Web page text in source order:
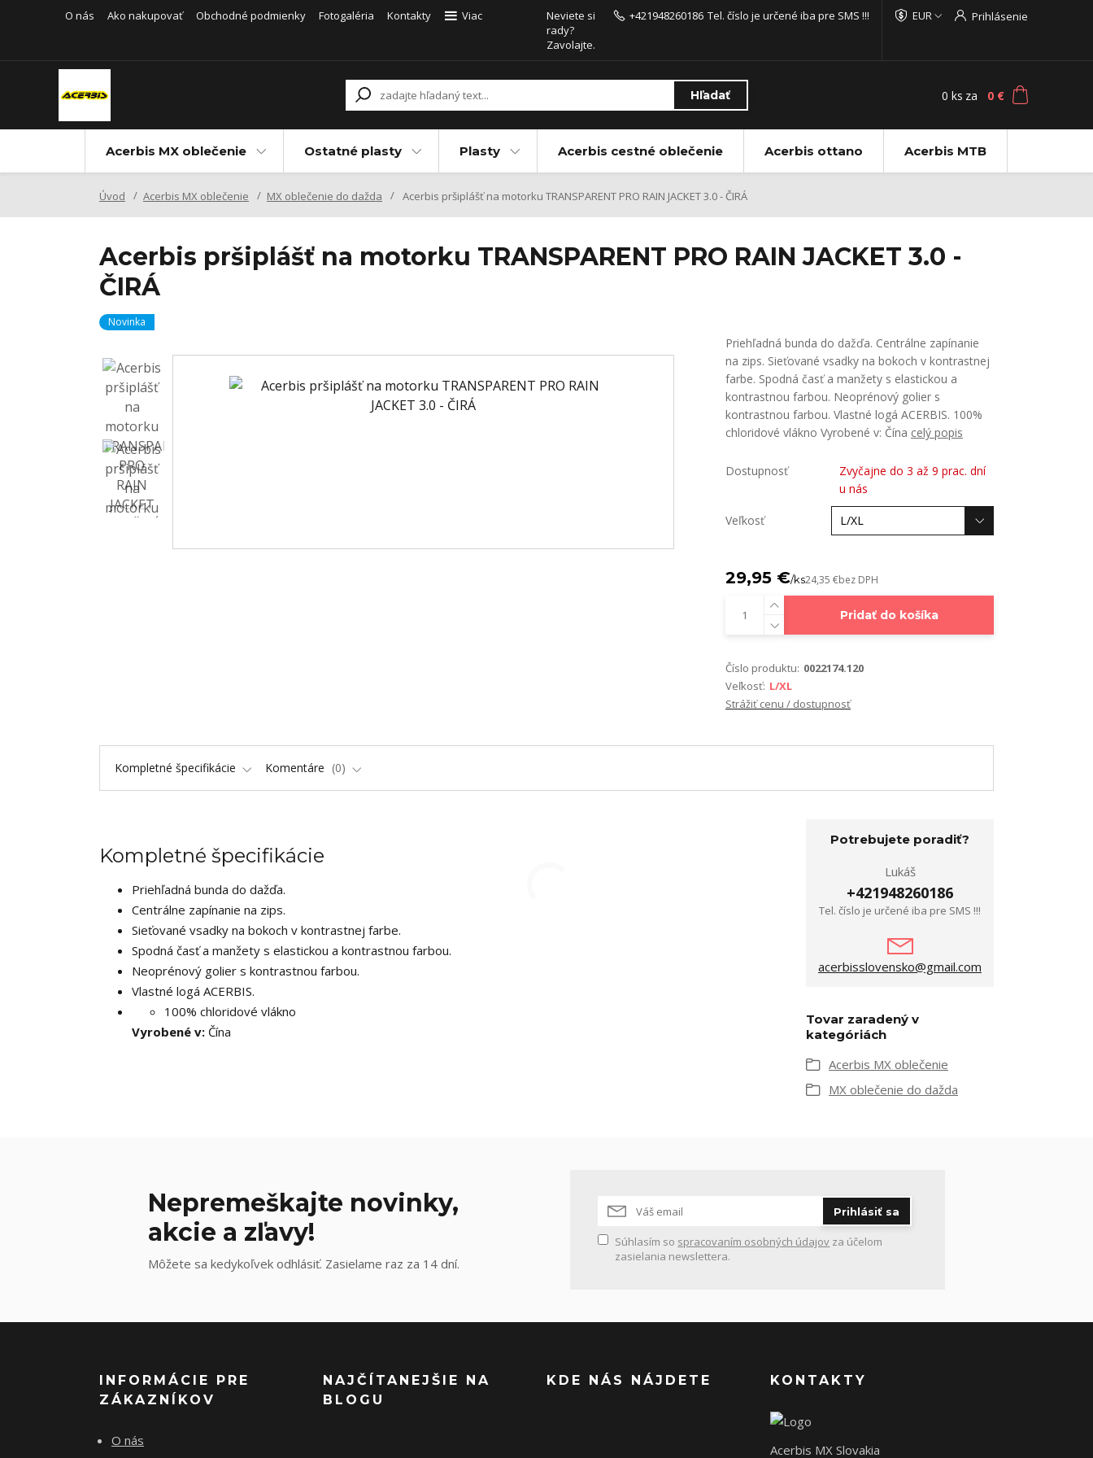
O nás Ako nakupovať Obchodné podmienky Fotogaléria Kontakty Viac EUR Prihlásenie
Hľadať
Neviete si
rady?
Zavolajte.
+421948260186 Tel. číslo je určené iba pre SMS !!!
0 ks za 0 €
Acerbis MX oblečenie Ostatné plasty Plasty Acerbis cestné oblečenie Acerbis ottano Acerbis MTB
Úvod Acerbis MX oblečenie MX oblečenie do dažda Acerbis pršiplášť na motorku TRANSPARENT PRO RAIN JACKET 3.0 - ČIRÁ
Acerbis pršiplášť na motorku TRANSPARENT PRO RAIN JACKET 3.0 -
ČIRÁ
Novinka
Priehľadná bunda do dažďa. Centrálne zapínanie
na zips. Sieťované vsadky na bokoch v kontrastnej
farbe. Spodná časť a manžety s elastickou a
kontrastnou farbou. Neoprénový golier s
kontrastnou farbou. Vlastné logá ACERBIS. 100%
chloridové vlákno Vyrobené v: Čína celý popis
Dostupnosť
Zvyčajne do 3 až 9 prac. dní
u nás
Veľkosť
29,95 €/ks24,35 €bez DPH
Pridať do košíka
Číslo produktu: 0022174.120
Veľkosť: L/XL
Strážiť cenu / dostupnosť
Kompletné špecifikácie Komentáre 0
Kompletné špecifikácie
Priehľadná bunda do dažďa.
Centrálne zapínanie na zips.
Sieťované vsadky na bokoch v kontrastnej farbe.
Spodná časť a manžety s elastickou a kontrastnou farbou.
Neoprénový golier s kontrastnou farbou.
Vlastné logá ACERBIS.
100% chloridové vlákno
Vyrobené v: Čína
Potrebujete poradiť?
Lukáš
+421948260186
Tel. číslo je určené iba pre SMS !!!
acerbisslovensko@gmail.com
Tovar zaradený v
kategóriách
Acerbis MX oblečenie
MX oblečenie do dažda
Nepremeškajte novinky,
akcie a zľavy!
Môžete sa kedykoľvek odhlásiť. Zasielame raz za 14 dní.
Prihlásiť sa
Súhlasím so spracovaním osobných údajov za účelom
zasielania newslettera.
INFORMÁCIE PRE
ZÁKAZNÍKOV
O nás
NAJČÍTANEJŠIE NA
BLOGU
KDE NÁS NÁJDETE KONTAKTY
Acerbis MX Slovakia